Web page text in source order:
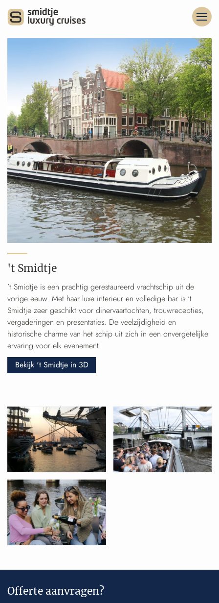
't Smidtje
’t Smidtje is een prachtig gerestaureerd vrachtschip uit de
vorige eeuw. Met haar luxe interieur en volledige bar is ‘t
Smidtje zeer geschikt voor dinervaartochten, trouwrecepties,
vergaderingen en presentaties. De veelzijdigheid en
historische charme van het schip uit zich in een onvergetelijke
ervaring voor elk evenement.
Bekijk 't Smidtje in 3D
Offerte aanvragen?